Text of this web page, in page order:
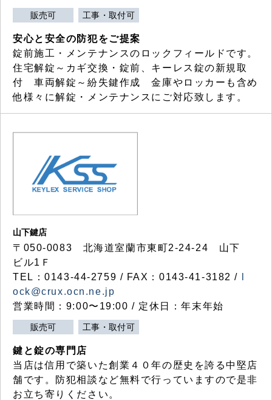
販売可 工事・取付可
安心と安全の防犯をご提案
錠前施工・メンテナンスのロックフィールドです。
住宅解錠～カギ交換・錠前、キーレス錠の新規取
付 車両解錠～紛失鍵作成 金庫やロッカーも含め
他様々に解錠・メンテナンスにご対応致します。
山下鍵店
〒050-0083 北海道室蘭市東町2-24-24 山下
ビル1Ｆ
TEL：0143-44-2759 / FAX：0143-41-3182 /
ock@crux.ocn.ne.jp
営業時間：9:00〜19:00 / 定休日：年末年始
販売可 工事・取付可
鍵と錠の専門店
当店は信用で築いた創業４０年の歴史を誇る中堅店
舗です。防犯相談など無料で行っていますので是非
お立ち寄りください。